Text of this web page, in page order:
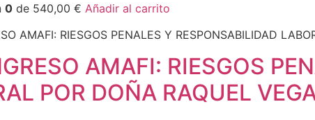
0 de 540,00 € Añadir al carrito
AMAFI: RIESGOS
POR DOÑA RAQUEL